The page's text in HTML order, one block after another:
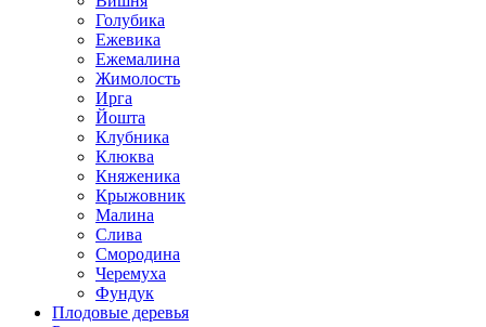
Голубика
Ежевика
Ежемалина
Жимолость
Ирга
Йошта
Клубника
Клюква
Княженика
Крыжовник
Малина
Слива
Смородина
Черемуха
Фундук
Плодовые деревья